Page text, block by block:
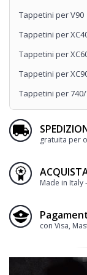
Tappetini per V90
Tappetini per
Tappetini per
Tappetini per
Tappetini per
gratuita per
Made in Italy
con Visa,